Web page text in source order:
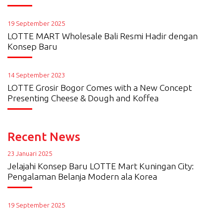
19 September 2025
LOTTE MART Wholesale Bali Resmi Hadir dengan
Konsep Baru
14 September 2023
LOTTE Grosir Bogor Comes with a New Concept
Presenting Cheese & Dough and Koffea
Recent News
23 Januari 2025
Jelajahi Konsep Baru LOTTE Mart Kuningan City:
Pengalaman Belanja Modern ala Korea
19 September 2025